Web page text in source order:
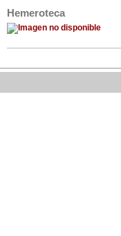
Hemeroteca